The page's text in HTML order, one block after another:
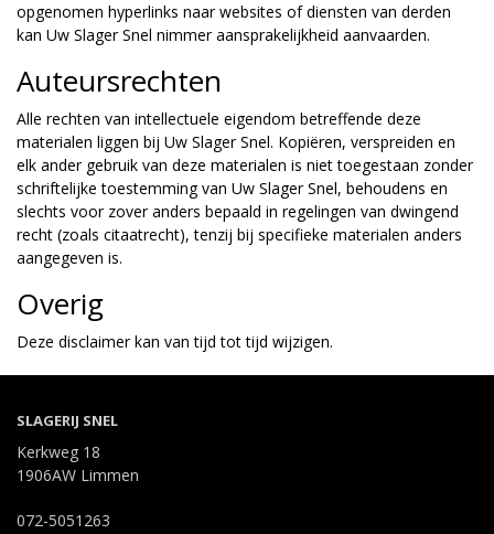
opgenomen hyperlinks naar websites of diensten van derden
kan Uw Slager Snel nimmer aansprakelijkheid aanvaarden.
Auteursrechten
Alle rechten van intellectuele eigendom betreffende deze
materialen liggen bij Uw Slager Snel. Kopiëren, verspreiden en
elk ander gebruik van deze materialen is niet toegestaan zonder
schriftelijke toestemming van Uw Slager Snel, behoudens en
slechts voor zover anders bepaald in regelingen van dwingend
recht (zoals citaatrecht), tenzij bij specifieke materialen anders
aangegeven is.
Overig
Deze disclaimer kan van tijd tot tijd wijzigen.
SLAGERIJ SNEL
Kerkweg 18
1906AW Limmen
072-5051263